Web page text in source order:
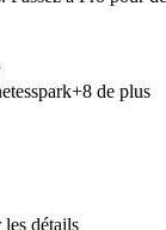
spark+8 de plus
détails